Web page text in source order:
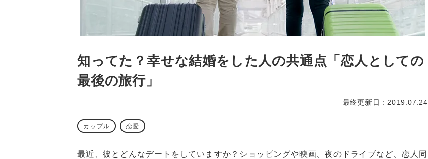
知ってた？幸せな結婚をした人の共通点「恋人としての
最後の旅行」
最終更新日 : 2019.07.24
カップル 恋愛
最近、彼とどんなデートをしていますか？ショッピングや映画、夜のドライブなど、恋人同